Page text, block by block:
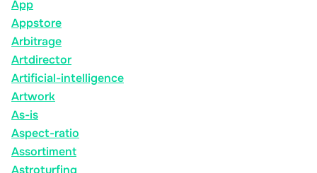
App
Appstore
Arbitrage
Artdirector
Artificial-intelligence
Artwork
As-is
Aspect-ratio
Assortiment